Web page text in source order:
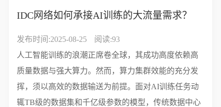
IDC网络如何承接AI训练的大流量需求？
发布时间:2025-08-25
阅读:93
人工智能训练的浪潮正席卷全球，其成功高度依赖高
质量数据与强大算力。然而，算力集群效能的充分发
挥，须以高效的数据输送为前提。面对AI训练任务动
辄TB级的数据集和千亿级参数的模型，传统数据中心